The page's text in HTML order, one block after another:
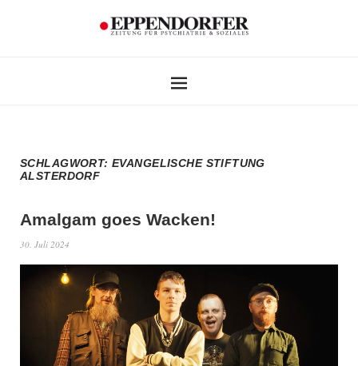
SCHLAGWORT:EVANGELISCHE STIFTUNG
ALSTERDORF
Amalgam goes Wacken!
30. Juli 2024